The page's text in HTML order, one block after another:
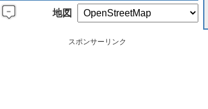
地図
スポンサーリンク